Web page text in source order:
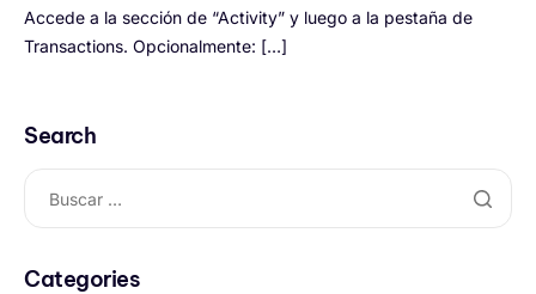
Accede a la sección de “Activity” y luego a la pestaña de
Transactions. Opcionalmente: […]
Search
Categories